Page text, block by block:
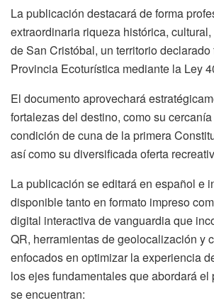
La publicación destacará de forma
extraordinaria riqueza histórica,
de San Cristóbal, un territorio
Provincia Ecoturística mediante la Ley
El documento aprovechará
fortalezas del destino, como su
condición de cuna de la primera
así como su diversificada oferta
La publicación se editará en español e
disponible tanto en formato impreso
digital interactiva de vanguardia que
QR, herramientas de geolocalización y
enfocados en optimizar la experiencia
los ejes fundamentales que abordará
se encuentran: